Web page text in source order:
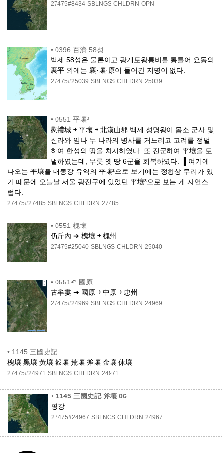
27475#8434 SBLNGS CHLDRN OPN
• 0396 百濟 58성
백제 58성은 물론이고 광개토왕릉비를 통틀어 요동의
襄平 외에는 襄·壤·原이 들어간 지명이 없다.
27475#25039 SBLNGS CHLDRN 25039
• 0551 平壤³
慰禮城 ￫ 平壤 ￫ 北漢山郡 백제 성명왕이 몸소 군사 및
신라와 임나 두 나라의 병사를 거느리고 고려를 정벌
하여 한성의 땅을 차지하였다. 또 진군하여 平壤을 토
벌하였는데, 무릇 옛 땅 6군을 회복하였다. ▐ 여기에
나오는 平壤을 대동강 유역의 平壤²으로 보기에는 정황상 무리가 있
기 때문에 오늘날 서울 광진구에 있었던 平壤³으로 보는 게 자연스
럽다.
27475#27485 SBLNGS CHLDRN 27485
• 0551 槐壤
仍斤內 ➔ 槐壤 ￫ 槐州
27475#25040 SBLNGS CHLDRN 25040
• 0551↶ 國原
古牟婁 ➔ 國原 ￫ 中原 ￫ 忠州
27475#24969 SBLNGS CHLDRN 24969
• 1145 三國史記
槐壤 黑壤 黃壤 穀壤 荒壤 斧壤 金壤 休壤
27475#24971 SBLNGS CHLDRN 24971
• 1145 三國史記 斧壤 06
평강
27475#24967 SBLNGS CHLDRN 24967